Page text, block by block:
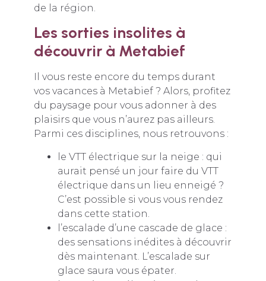
de la région.
Les sorties insolites à
découvrir à Metabief
Il vous reste encore du temps durant
vos vacances à Metabief ? Alors, profitez
du paysage pour vous adonner à des
plaisirs que vous n’aurez pas ailleurs.
Parmi ces disciplines, nous retrouvons :
le VTT électrique sur la neige : qui
aurait pensé un jour faire du VTT
électrique dans un lieu enneigé ?
C’est possible si vous vous rendez
dans cette station.
l’escalade d’une cascade de glace :
des sensations inédites à découvrir
dès maintenant. L’escalade sur
glace saura vous épater.